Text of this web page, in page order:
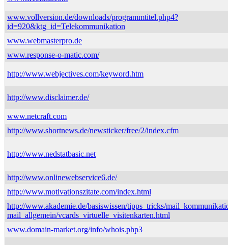
www.vollversion.de/downloads/programmtitel.php4?
id=920&ktg_id=Telekommunikation
www.webmasterpro.de
www.response-o-matic.com/
http://www.webjectives.com/keyword.htm
http://www.disclaimer.de/
www.netcraft.com
http://www.shortnews.de/newsticker/free/2/index.cfm
http://www.nedstatbasic.net
http://www.onlinewebservice6.de/
http://www.motivationszitate.com/index.html
http://www.akademie.de/basiswissen/tipps_tricks/
mail_allgemein/vcards_virtuelle_visitenkarten.html
www.domain-market.org/info/whois.php3